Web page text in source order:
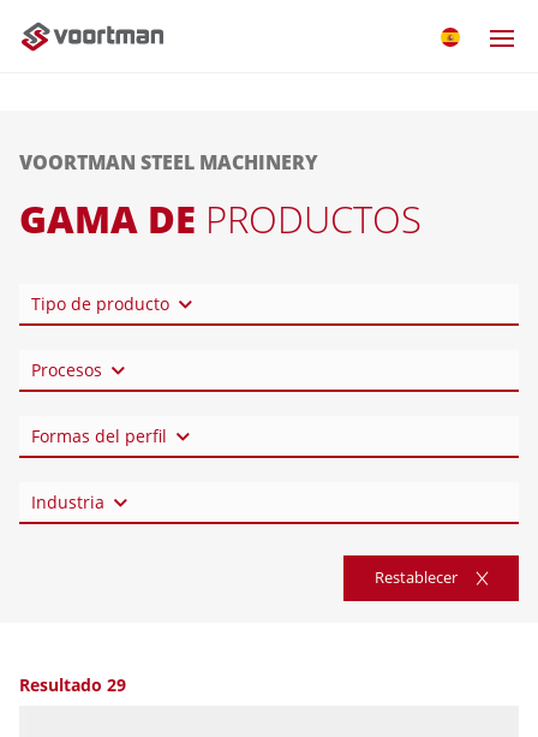
VOORTMAN STEEL MACHINERY
GAMA DE PRODUCTOS
Tipo de producto
Procesos
Formas del perfil
Industria
Restablecer
Resultado 29